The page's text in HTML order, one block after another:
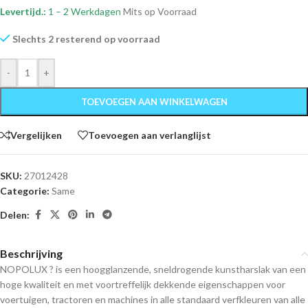
Levertijd.: 1 – 2 Werkdagen Mits op Voorraad
Slechts 2 resterend op voorraad
- +
TOEVOEGEN AAN WINKELWAGEN
Vergelijken Toevoegen aan verlanglijst
SKU: 27012428
Categorie: Same
Delen:
Beschrijving
NOPOLUX ? is een hoogglanzende, sneldrogende kunstharslak van een
hoge kwaliteit en met voortreffelijk dekkende eigenschappen voor
voertuigen, tractoren en machines in alle standaard verfkleuren van alle